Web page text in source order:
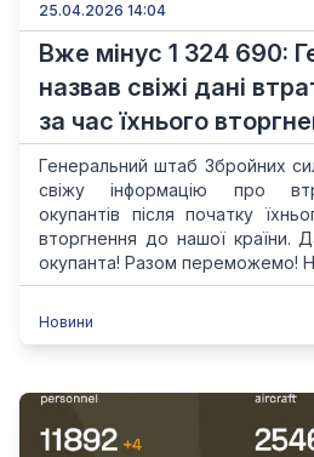
25.04.2026 14:04
Вже мінус 1 324 690:
назвав свіжі дані
за час їхнього
Генеральний штаб Збройних
свіжу інформацію про
окупантів після початку
вторгнення до нашої країни.
окупанта! Разом переможемо!
Новини